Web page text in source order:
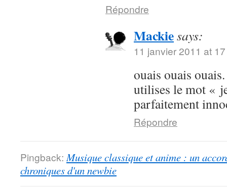
Répondre
Mackiesays:
11 janvier 2011 at
ouais ouais
utilises le mot «
parfaitement
Répondre
Pingback: Musique classique et anime : un
chroniques d'un newbie